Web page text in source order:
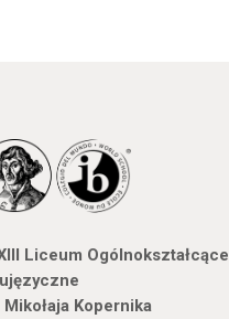
Liceum Ogólnokształcące
Mikołaja Kopernika